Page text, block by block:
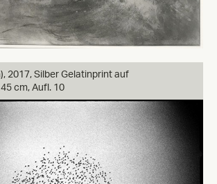
2017, Silber Gelatinprint auf
cm, Aufl. 10